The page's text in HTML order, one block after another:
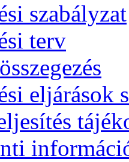
szabályzat
terv
eljárások